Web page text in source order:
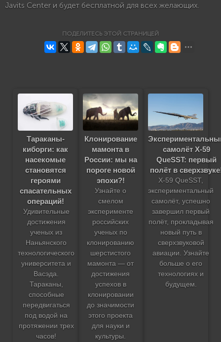
Javits Center и будет бесплатной для всех желающих.
ПОДЕЛИТЕСЬ ЭТОЙ СТРАНИЦЕЙ
Тараканы-
киборги: как
насекомые
становятся
героями
спасательных
операций!
Удивительные
достижения
ученых из
Наньянского
технологического
университета и
Васэда.
Тараканы,
способные
передвигаться
под водой на
протяжении трех
часов!
Клонирование
мамонта в
России: мы на
пороге новой
эпохи?!
Узнайте о
смелом
эксперименте
российских
ученых по
клонированию
шерстистого
мамонта — от
достижения
успехов в
клонировании
до значимости
этого проекта
для науки и
культуры.
самолёт X-59
QueSST: первый
полёт в
X-59 QueSST,
экспериментальный
самолёт, успешно
завершил первый
полёт, прокладывая
новый путь в
сверхзвуковой
авиации. Узнайте
больше о его
технологиях и
будущем.